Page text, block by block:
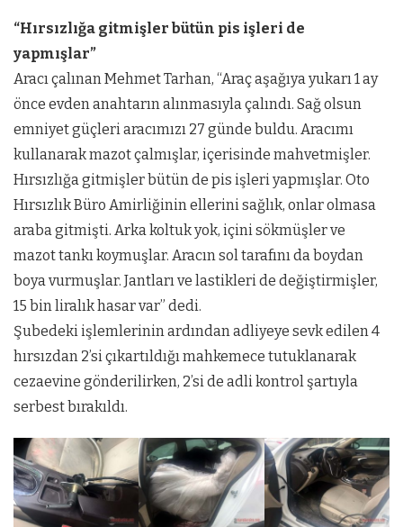
“Hırsızlığa gitmişler bütün pis işleri de
yapmışlar”
Aracı çalınan Mehmet Tarhan, “Araç aşağıya yukarı 1 ay
önce evden anahtarın alınmasıyla çalındı. Sağ olsun
emniyet güçleri aracımızı 27 günde buldu. Aracımı
kullanarak mazot çalmışlar, içerisinde mahvetmişler.
Hırsızlığa gitmişler bütün de pis işleri yapmışlar. Oto
Hırsızlık Büro Amirliğinin ellerini sağlık, onlar olmasa
araba gitmişti. Arka koltuk yok, içini sökmüşler ve
mazot tankı koymuşlar. Aracın sol tarafını da boydan
boya vurmuşlar. Jantları ve lastikleri de değiştirmişler,
15 bin liralık hasar var” dedi.
Şubedeki işlemlerinin ardından adliyeye sevk edilen 4
hırsızdan 2’si çıkartıldığı mahkemece tutuklanarak
cezaevine gönderilirken, 2’si de adli kontrol şartıyla
serbest bırakıldı.